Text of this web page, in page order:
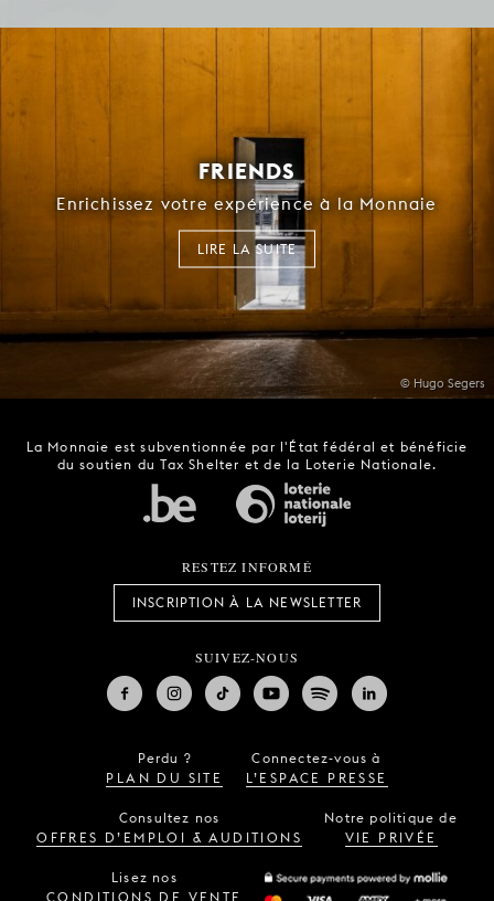
© Hugo Segers
FRIENDS
Enrichissez votre expérience à la Monnaie
LIRE LA SUITE
La Monnaie est subventionnée par l'État fédéral et bénéficie
du soutien du Tax Shelter et de la Loterie Nationale.
RESTEZ INFORMÉ
INSCRIPTION À LA NEWSLETTER
SUIVEZ-NOUS
Perdu ?
PLAN DU SITE
Connectez-vous à
L’ESPACE PRESSE
Consultez nos
OFFRES D’EMPLOI & AUDITIONS
Notre politique de
VIE PRIVÉE
Lisez nos
CONDITIONS DE VENTE